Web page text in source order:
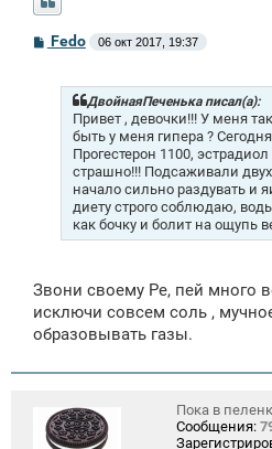
С
о
Fedo 06 окт 2017, 19:37
ДвойнаяПеченька писал(а):
Привет , девочки!!! У меня
быть у меня гипера ?
Прогестерон 1100,
страшно!!! Подсаживали
начало сильно раздувать и
диету строго соблюдаю,
как бочку и болит на ощупь
Звони своему Ре, пей много
исключи совсем соль ,
образовывать газы.
Пока в
Сообщения: